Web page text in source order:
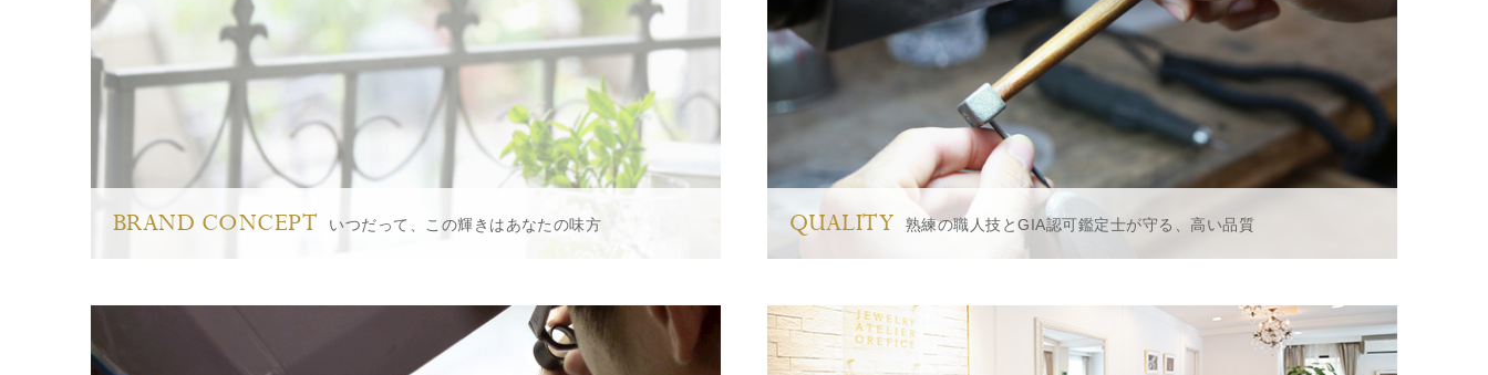
BRAND CONCEPT いつだって、この輝きはあなたの味方 QUALITY 熟練の職人技とGIA認可鑑定士が守る、高い品質